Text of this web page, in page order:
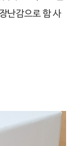
난감으로 함 사